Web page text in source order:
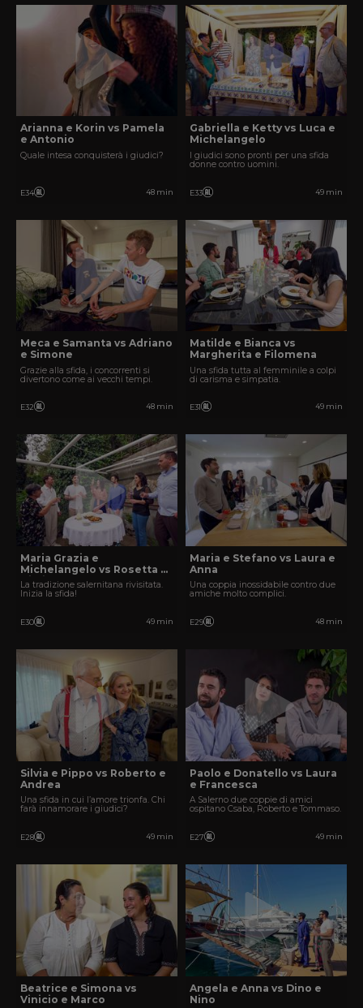
Arianna e Korin vs Pamela
e Antonio
Quale intesa conquisterà i giudici?
E34 48 min
Gabriella e Ketty vs Luca e
Michelangelo
I giudici sono pronti per una sfida
donne contro uomini.
E33 49 min
Meca e Samanta vs Adriano
e Simone
Grazie alla sfida, i concorrenti si
divertono come ai vecchi tempi.
E32 48 min
Matilde e Bianca vs
Margherita e Filomena
Una sfida tutta al femminile a colpi
di carisma e simpatia.
E31 49 min
Maria Grazia e
Michelangelo vs Rosetta e
Giulio
La tradizione salernitana rivisitata.
Inizia la sfida!
E30 49 min
Maria e Stefano vs Laura e
Anna
Una coppia inossidabile contro due
amiche molto complici.
E29 48 min
Silvia e Pippo vs Roberto e
Andrea
Una sfida in cui l’amore trionfa. Chi
farà innamorare i giudici?
E28 49 min
Paolo e Donatello vs Laura
e Francesca
A Salerno due coppie di amici
ospitano Csaba, Roberto e Tommaso.
E27 49 min
Beatrice e Simona vs
Vinicio e Marco
Angela e Anna vs Dino e
Nino